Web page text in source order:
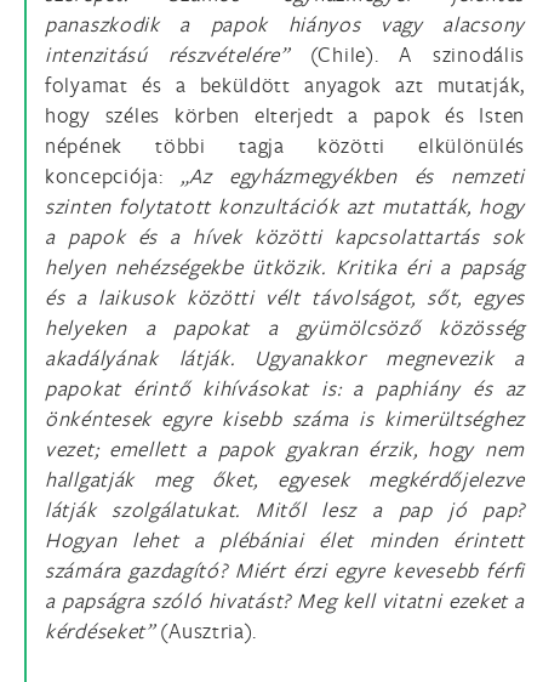
panaszkodik a papok hiányos vagy alacsony
intenzitású részvételére”(Chile). A szinodális
folyamat és a beküldött anyagok azt mutatják,
hogy széles körben elterjedt a papok és Isten
népének többi tagja közötti elkülönülés
koncepciója: „Az egyházmegyékben és nemzeti
szinten folytatott konzultációk azt mutatták, hogy
a papok és a hívek közötti kapcsolattartás sok
helyen nehézségekbe ütközik. Kritika éri a papság
és a laikusok közötti vélt távolságot, sőt, egyes
helyeken a papokat a gyümölcsöző közösség
akadályának látják. Ugyanakkor megnevezik a
papokat érintő kihívásokat is: a paphiány és az
önkéntesek egyre kisebb száma is kimerültséghez
vezet; emellett a papok gyakran érzik, hogy nem
hallgatják meg őket, egyesek megkérdőjelezve
látják szolgálatukat. Mitől lesz a pap jó pap?
Hogyan lehet a plébániai élet minden érintett
számára gazdagító? Miért érzi egyre kevesebb férfi
a papságra szóló hivatást? Meg kell vitatni ezeket a
kérdéseket”(Ausztria).